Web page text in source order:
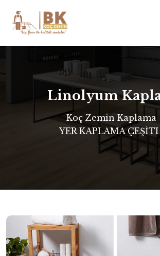
Linolyum
Koç Zemin Kaplama
YER KAPLAMA